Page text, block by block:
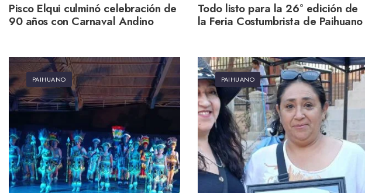
Pisco Elqui culminó celebración de
90 años con Carnaval Andino
Todo listo para la 26° edición de
la Feria Costumbrista de Paihuano
PAIHUANO PAIHUANO